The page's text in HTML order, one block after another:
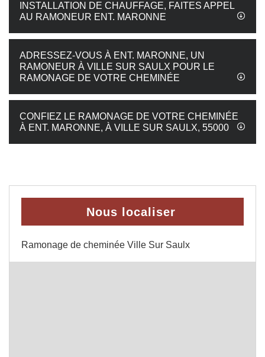
INSTALLATION DE CHAUFFAGE, FAITES APPEL
AU RAMONEUR ENT. MARONNE
ADRESSEZ-VOUS À ENT. MARONNE, UN
RAMONEUR À VILLE SUR SAULX POUR LE
RAMONAGE DE VOTRE CHEMINÉE
CONFIEZ LE RAMONAGE DE VOTRE CHEMINÉE
À ENT. MARONNE, À VILLE SUR SAULX, 55000
Nous localiser
Ramonage de cheminée Ville Sur Saulx